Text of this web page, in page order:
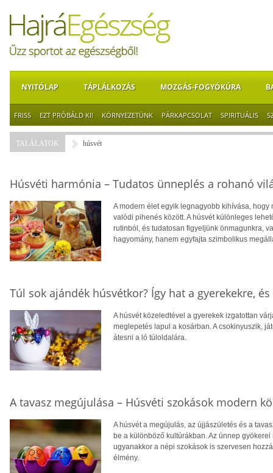
NYITÓLAP TÁPLÁLKOZÁS MOZGÁS-FOGYÓKÚRA
FRISS EZT PRÓBÁLD KI! KÖRNYEZETÜNK PÁRKAPCSOLAT SPIRITUÁLIS
TALÁLATOK húsvét
Húsvéti harmónia – Tudatos ünneplés a rohanó
A modern élet egyik legnagyobb kihívása,
valódi pihenés között. A húsvét különleges
rutinból, és tudatosan figyeljünk önmagunkra,
hagyomány, hanem egyfajta szimbolikus
Túl sok ajándék húsvétkor? Így hat a gyerekekre,
A húsvét közeledtével a gyerekek izgatottan
meglepetés lapul a kosárban. A csokinyuszik,
átesni a ló túloldalára.
A tavasz megújulása – Húsvéti szokások modern
A húsvét a megújulás, az újjászületés és a
be a különböző kultúrákban. Az ünnep
ugyanakkor a népi szokások is szervesen
élmény.